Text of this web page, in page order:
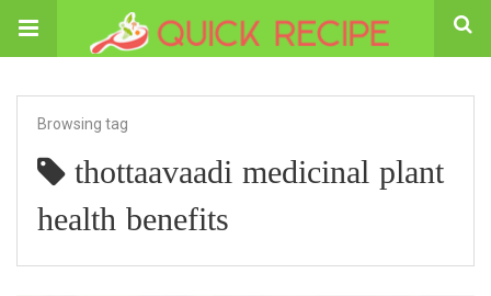
Browsing tag
thottaavaadi medicinal plant
health benefits